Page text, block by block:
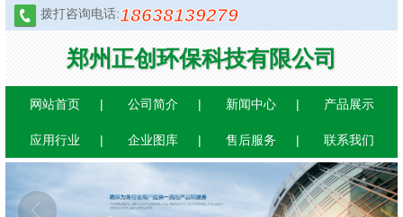
拨打咨询电话:18638139279
郑州正创环保科技有限公司
网站首页 公司简介 新闻中心 产品展示
应用行业 企业图库 售后服务 联系我们